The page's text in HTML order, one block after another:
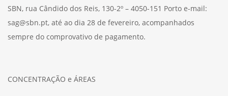
SBN, rua Cândido dos Reis, 130-2º – 4050-151 Porto e-mail:
sag@sbn.pt, até ao dia 28 de fevereiro, acompanhados
sempre do comprovativo de pagamento.
CONCENTRAÇÃO e ÁREAS